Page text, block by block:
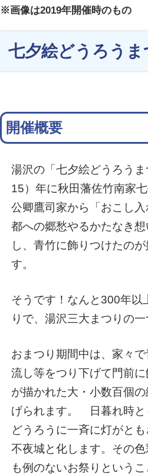
※画像は2019年開催時のもの
七夕絵どうろうま
開催概要
湯沢の「七夕絵どうろう
15）年に秋田藩佐竹南家
公卿鷹司家から「おこし
都への郷愁やるかたなき
し、青竹に飾りつけたの
す。
そうです！なんと300年以
りで、湯沢三大まつりの一
おまつり期間中は、家々
流し等をつり下げて門前
が描かれた大・小数百個
げられます。 日暮れ時と
どうろうに一斉に灯がと
不夜城と化します。その
も例のないお祭りという